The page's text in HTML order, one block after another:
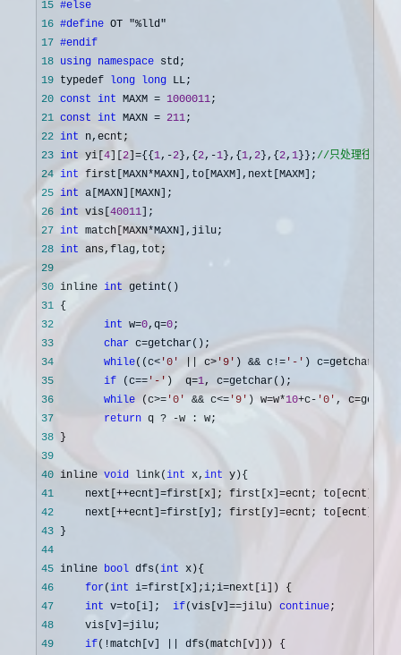
15 #else
16 #define
17 #endif
18 using namespace
19 typedef long long
20 const int MAXM = 1000011
21 const int MAXN = 211
22 int
23 int yi[ 4 2 ]={{ 1,-2 },{ 2,-1 },{ 1, 2 },{ 2, 1 }}; //只处理往右的
24 int first[MAXN*
25 int
26 int vis[ 40011
27 int match[MAXN*
28 int
29
30 inline int
31
32
int w=0,q=0
33
char c=
34
while((c< '0 ' || c> '9 ' ) && c!= ' - ' ) c=
35
if (c== ' - ' )  q=1, c=
36
while (c>= '0 ' && c<= '9 ' ) w=w*10+c- '0 ' , c=
37
return q ? -
38
39
40 inline void link(int x, int
41
     next[++ecnt]=first[x]; first[x]=ecnt; to[ecnt]=
42
     next[++ecnt]=first[y]; first[y]=ecnt; to[ecnt]=
43
44
45 inline bool dfs(int
46
for(int i=first[x];i;i=
47
int v=to[i]; if(vis[v]==jilu) continue
48
     vis[v]=
49
if(!match[v] ||